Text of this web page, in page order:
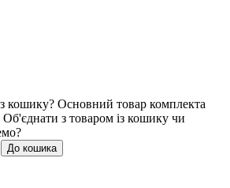
кошику? Основний товар комплекта
з товаром із кошику чи
До кошика